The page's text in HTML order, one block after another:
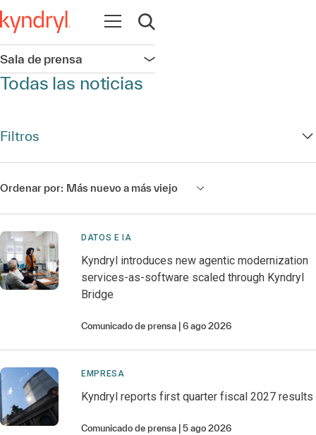
Abrir navegación
Abrir búsqueda
Sala de prensa Abrir navegación
Todas las noticias
Filtros
Ordenar por: Más nuevo a más viejo
DATOS E IA
Kyndryl introduces new agentic modernization
services-as-software scaled through Kyndryl
Bridge
Comunicado de prensa 6 ago 2026
EMPRESA
Kyndryl reports first quarter fiscal 2027 results
Comunicado de prensa 5 ago 2026